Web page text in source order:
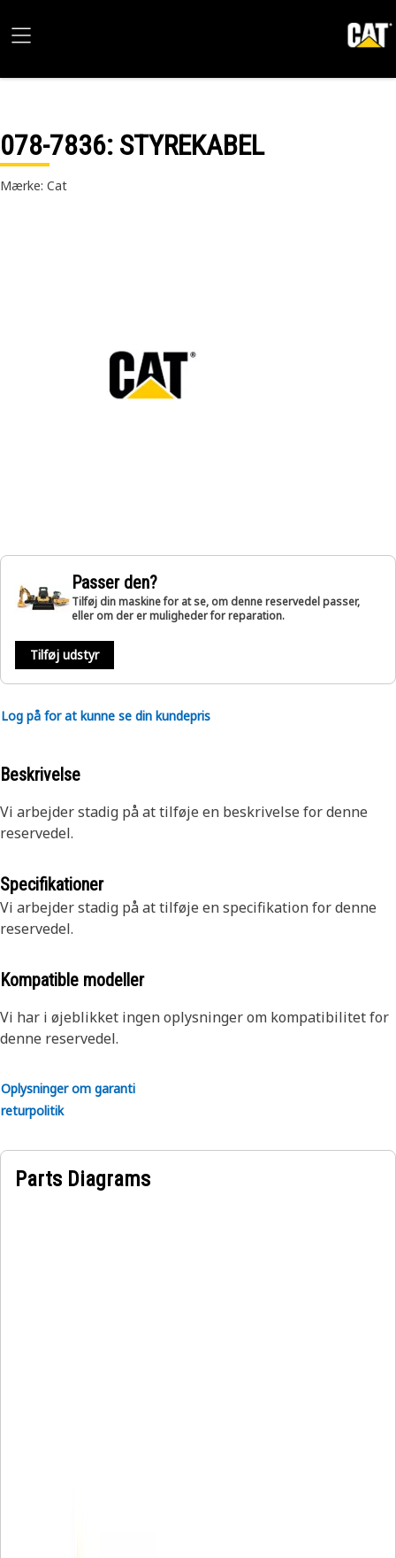
078-7836: STYREKABEL
Mærke: Cat
Passer den?
Tilføj din maskine for at se, om denne reservedel passer,
eller om der er muligheder for reparation.
Tilføj udstyr
Log på for at kunne se din kundepris
Beskrivelse
Vi arbejder stadig på at tilføje en beskrivelse for denne
reservedel.
Specifikationer
Vi arbejder stadig på at tilføje en specifikation for denne
reservedel.
Kompatible modeller
Vi har i øjeblikket ingen oplysninger om kompatibilitet for
denne reservedel.
Oplysninger om garanti
returpolitik
Parts Diagrams